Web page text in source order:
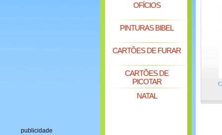
publicidade
OFÍCIOS
PINTURAS BIBEL
CARTÕES DE FURAR
CARTÕES DE
PICOTAR
NATAL